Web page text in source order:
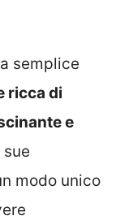
semplice
ricca di
e
sue
modo unico